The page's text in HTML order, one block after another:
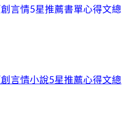
言情5星推薦書單心得文總
言情小說5星推薦心得文總